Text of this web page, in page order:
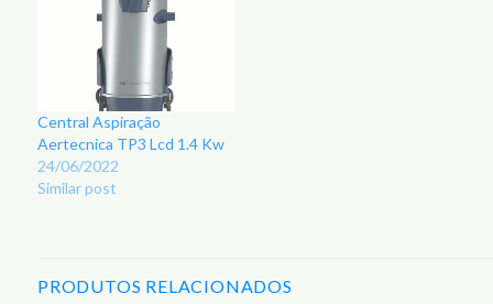
Central Aspiração
Aertecnica TP3 Lcd 1.4 Kw
24/06/2022
Similar post
PRODUTOS RELACIONADOS